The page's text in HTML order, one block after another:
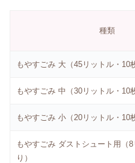
種類
もやすごみ 大（45リットル・10
もやすごみ 中（30リットル・10
もやすごみ 小（20リットル・10
もやすごみ ダストシュート用（
り）